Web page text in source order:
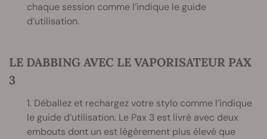
chaque session comme l’indique le guide
d’utilisation.
LE DABBING AVEC LE VAPORISATEUR PAX
3
1. Déballez et rechargez votre stylo comme l’indique
le guide d’utilisation. Le Pax 3 est livré avec deux
embouts dont un est légèrement plus élevé que